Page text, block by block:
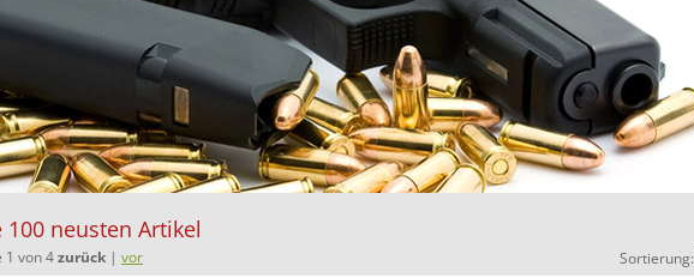
100 neusten Artikel
1 von 4zurück | vor Sortierung: